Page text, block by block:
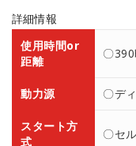
詳細情報
使用時間or
距離
〇
動力源 〇デ
スタート方
式
〇セ